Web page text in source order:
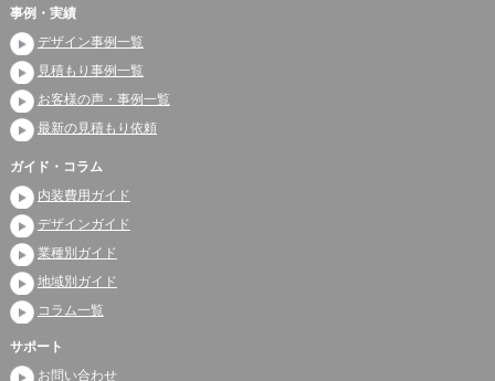
事例・実績
デザイン事例一覧
見積もり事例一覧
お客様の声・事例一覧
最新の見積もり依頼
ガイド・コラム
内装費用ガイド
デザインガイド
業種別ガイド
地域別ガイド
コラム一覧
サポート
お問い合わせ